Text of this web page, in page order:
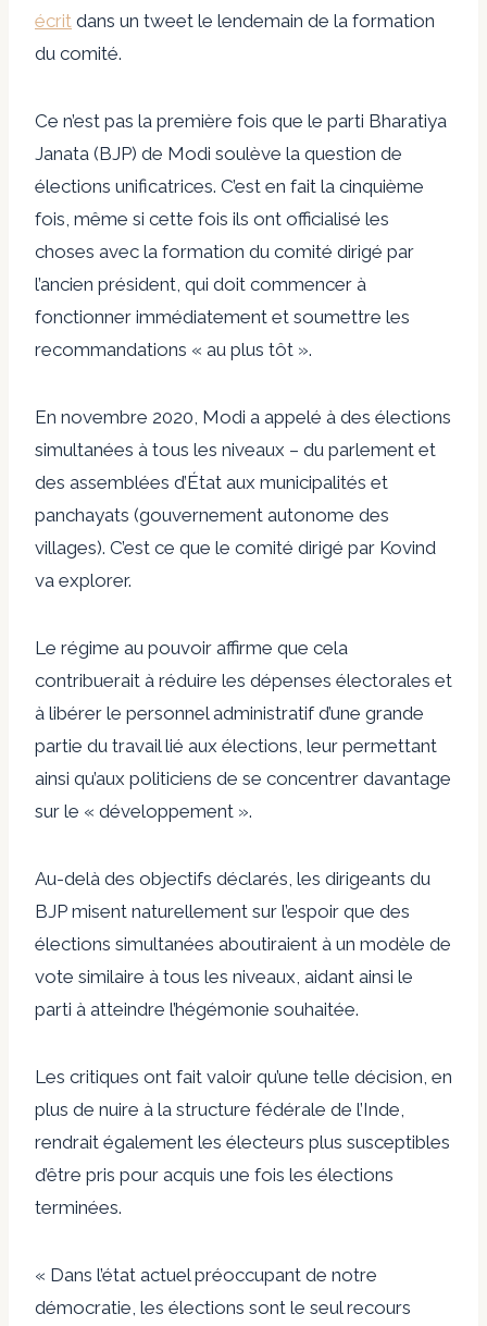
écrit dans un tweet le lendemain de la formation
du comité.
Ce n’est pas la première fois que le parti Bharatiya
Janata (BJP) de Modi soulève la question de
élections unificatrices. C’est en fait la cinquième
fois, même si cette fois ils ont officialisé les
choses avec la formation du comité dirigé par
l’ancien président, qui doit commencer à
fonctionner immédiatement et soumettre les
recommandations « au plus tôt ».
En novembre 2020, Modi a appelé à des élections
simultanées à tous les niveaux – du parlement et
des assemblées d’État aux municipalités et
panchayats (gouvernement autonome des
villages). C’est ce que le comité dirigé par Kovind
va explorer.
Le régime au pouvoir affirme que cela
contribuerait à réduire les dépenses électorales et
à libérer le personnel administratif d’une grande
partie du travail lié aux élections, leur permettant
ainsi qu’aux politiciens de se concentrer davantage
sur le « développement ».
Au-delà des objectifs déclarés, les dirigeants du
BJP misent naturellement sur l’espoir que des
élections simultanées aboutiraient à un modèle de
vote similaire à tous les niveaux, aidant ainsi le
parti à atteindre l’hégémonie souhaitée.
Les critiques ont fait valoir qu’une telle décision, en
plus de nuire à la structure fédérale de l’Inde,
rendrait également les électeurs plus susceptibles
d’être pris pour acquis une fois les élections
terminées.
« Dans l’état actuel préoccupant de notre
démocratie, les élections sont le seul recours